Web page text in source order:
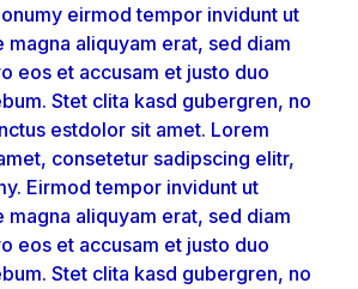
eirmod tempor invidunt ut
aliquyam erat, sed diam
eos et accusam et justo duo
Stet clita kasd gubergren, no
estdolor sit amet. Lorem
consetetur sadipscing elitr,
Eirmod tempor invidunt ut
aliquyam erat, sed diam
eos et accusam et justo duo
Stet clita kasd gubergren, no